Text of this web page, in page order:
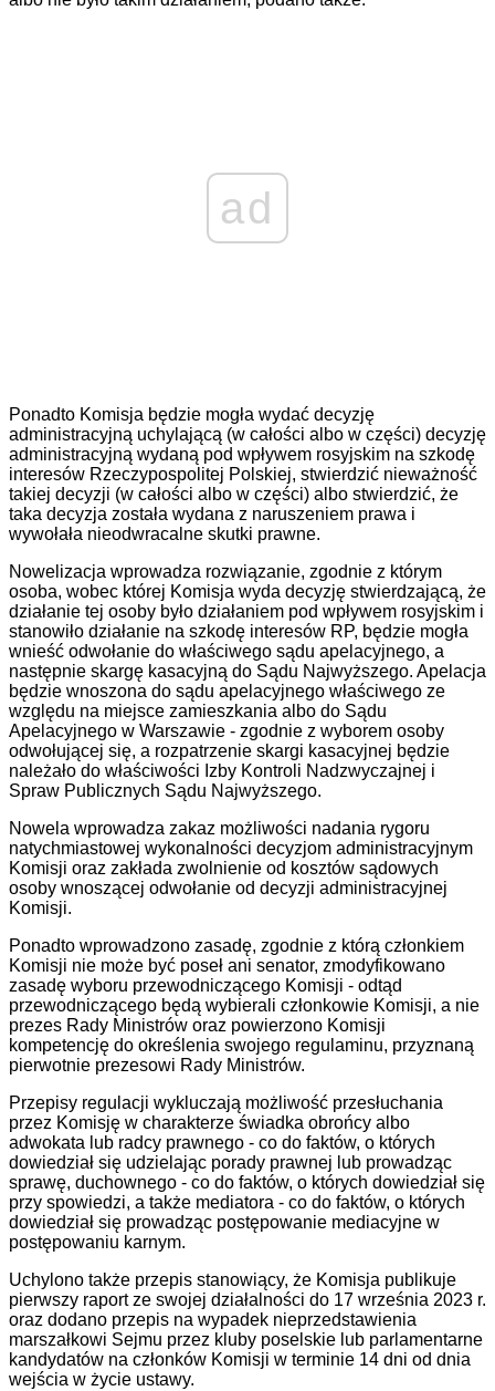
ad
Ponadto Komisja będzie mogła wydać decyzję
administracyjną uchylającą (w całości albo w części) decyzję
administracyjną wydaną pod wpływem rosyjskim na szkodę
interesów Rzeczypospolitej Polskiej, stwierdzić nieważność
takiej decyzji (w całości albo w części) albo stwierdzić, że
taka decyzja została wydana z naruszeniem prawa i
wywołała nieodwracalne skutki prawne.
Nowelizacja wprowadza rozwiązanie, zgodnie z którym
osoba, wobec której Komisja wyda decyzję stwierdzającą, że
działanie tej osoby było działaniem pod wpływem rosyjskim i
stanowiło działanie na szkodę interesów RP, będzie mogła
wnieść odwołanie do właściwego sądu apelacyjnego, a
następnie skargę kasacyjną do Sądu Najwyższego. Apelacja
będzie wnoszona do sądu apelacyjnego właściwego ze
względu na miejsce zamieszkania albo do Sądu
Apelacyjnego w Warszawie - zgodnie z wyborem osoby
odwołującej się, a rozpatrzenie skargi kasacyjnej będzie
należało do właściwości Izby Kontroli Nadzwyczajnej i
Spraw Publicznych Sądu Najwyższego.
Nowela wprowadza zakaz możliwości nadania rygoru
natychmiastowej wykonalności decyzjom administracyjnym
Komisji oraz zakłada zwolnienie od kosztów sądowych
osoby wnoszącej odwołanie od decyzji administracyjnej
Komisji.
Ponadto wprowadzono zasadę, zgodnie z którą członkiem
Komisji nie może być poseł ani senator, zmodyfikowano
zasadę wyboru przewodniczącego Komisji - odtąd
przewodniczącego będą wybierali członkowie Komisji, a nie
prezes Rady Ministrów oraz powierzono Komisji
kompetencję do określenia swojego regulaminu, przyznaną
pierwotnie prezesowi Rady Ministrów.
Przepisy regulacji wykluczają możliwość przesłuchania
przez Komisję w charakterze świadka obrońcy albo
adwokata lub radcy prawnego - co do faktów, o których
dowiedział się udzielając porady prawnej lub prowadząc
sprawę, duchownego - co do faktów, o których dowiedział się
przy spowiedzi, a także mediatora - co do faktów, o których
dowiedział się prowadząc postępowanie mediacyjne w
postępowaniu karnym.
Uchylono także przepis stanowiący, że Komisja publikuje
pierwszy raport ze swojej działalności do 17 września 2023 r.
oraz dodano przepis na wypadek nieprzedstawienia
marszałkowi Sejmu przez kluby poselskie lub parlamentarne
kandydatów na członków Komisji w terminie 14 dni od dnia
wejścia w życie ustawy.